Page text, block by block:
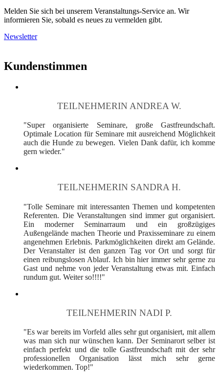
Melden Sie sich bei unserem Veranstaltungs-Service an. Wir
informieren Sie, sobald es neues zu vermelden gibt.
Newsletter
Kundenstimmen
TEILNEHMERIN ANDREA W.
"Super organisierte Seminare, große Gastfreundschaft.
Optimale Location für Seminare mit ausreichend Möglichkeit
auch die Hunde zu bewegen. Vielen Dank dafür, ich komme
gern wieder."
TEILNEHMERIN SANDRA H.
"Tolle Seminare mit interessanten Themen und kompetenten
Referenten. Die Veranstaltungen sind immer gut organisiert.
Ein moderner Seminarraum und ein großzügiges
Außengelände machen Theorie und Praxisseminare zu einem
angenehmen Erlebnis. Parkmöglichkeiten direkt am Gelände.
Der Veranstalter ist den ganzen Tag vor Ort und sorgt für
einen reibungslosen Ablauf. Ich bin hier immer sehr gerne zu
Gast und nehme von jeder Veranstaltung etwas mit. Einfach
rundum gut. Weiter so!!!!"
TEILNEHMERIN NADI P.
"Es war bereits im Vorfeld alles sehr gut organisiert, mit allem
was man sich nur wünschen kann. Der Seminarort selber ist
einfach perfekt und die tolle Gastfreundschaft mit der sehr
professionellen Organisation lässt mich sehr gerne
wiederkommen. Top!"